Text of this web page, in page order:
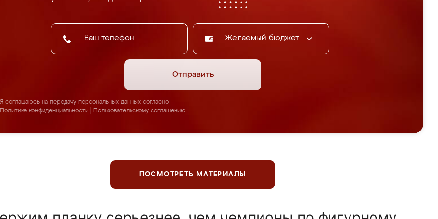
Желаемый бюджет
Отправить
Я соглашаюсь на передачу персональных данных согласно
Политике конфиденциальности
Пользовательскому соглашению
ПОСМОТРЕТЬ МАТЕРИАЛЫ